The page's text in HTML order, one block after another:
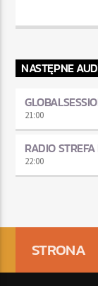
NASTĘPNE
21:00
RADIO
22:00
STRONA